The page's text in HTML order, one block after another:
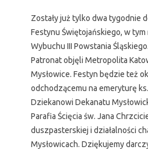
Zostały już tylko dwa tygodnie
Festynu Świętojańskiego, w
Wybuchu III Powstania
Patronat objęli Metropolita
Mysłowice. Festyn będzie też
odchodzącemu na emeryturę
Dziekanowi Dekanatu
Parafia Ścięcia św. Jana
duszpasterskiej i działalności
Mysłowicach. Dziękujemy